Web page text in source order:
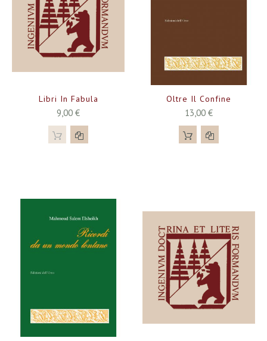
Libri In Fabula
9,00 €
Oltre Il Confine
13,00 €